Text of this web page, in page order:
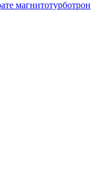
магнитотурботрон